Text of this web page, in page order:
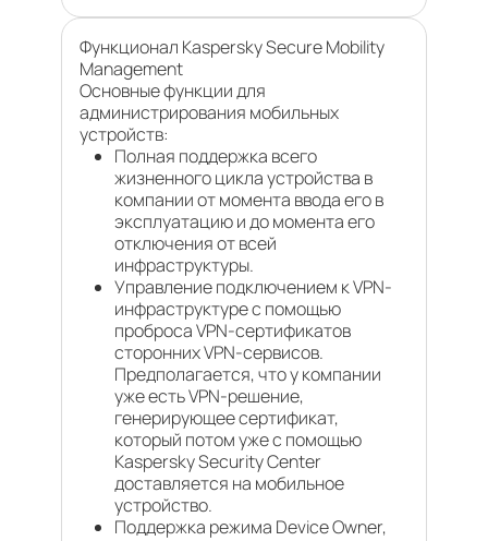
Функционал Kaspersky Secure Mobility
Management
Основные функции для
администрирования мобильных
устройств:
Полная поддержка всего
жизненного цикла устройства в
компании от момента ввода его в
эксплуатацию и до момента его
отключения от всей
инфраструктуры.
Управление подключением к VPN-
инфраструктуре с помощью
проброса VPN-сертификатов
сторонних VPN-сервисов.
Предполагается, что у компании
уже есть VPN-решение,
генерирующее сертификат,
который потом уже с помощью
Kaspersky Security Center
доставляется на мобильное
устройство.
Поддержка режима Device Owner,